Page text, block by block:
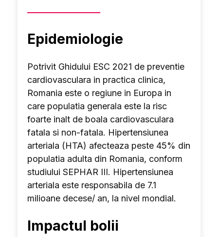
Epidemiologie
Potrivit Ghidului ESC 2021 de preventie
cardiovasculara in practica clinica,
Romania este o regiune in Europa in
care populatia generala este la risc
foarte inalt de boala cardiovasculara
fatala si non-fatala. Hipertensiunea
arteriala (HTA) afecteaza peste 45% din
populatia adulta din Romania, conform
studiului SEPHAR III. Hipertensiunea
arteriala este responsabila de 7.1
milioane decese/ an, la nivel mondial.
Impactul bolii